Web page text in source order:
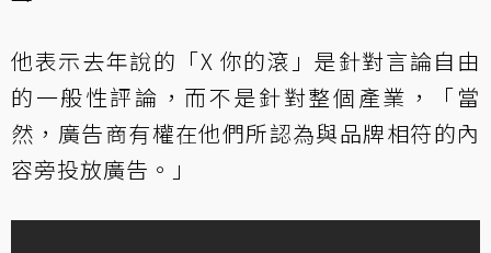
他表示去年說的「X 你的滾」是針對言論自由
的一般性評論，而不是針對整個產業，「當
然，廣告商有權在他們所認為與品牌相符的內
容旁投放廣告。」